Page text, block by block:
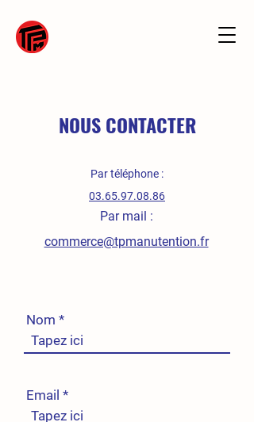
NOUS CONTACTER
Par téléphone :
03.65.97.08.86
Par mail :
commerce@tpmanutention.fr
Nom
Email